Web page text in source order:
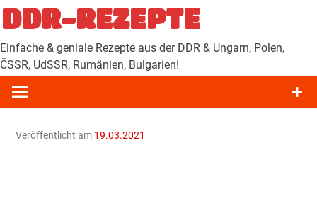
Zum
Inhalt
springen
DDR-REZEPTE
Einfache & geniale Rezepte aus der DDR & Ungarn, Polen,
ČSSR, UdSSR, Rumänien, Bulgarien!
Veröffentlicht am 19.03.2021